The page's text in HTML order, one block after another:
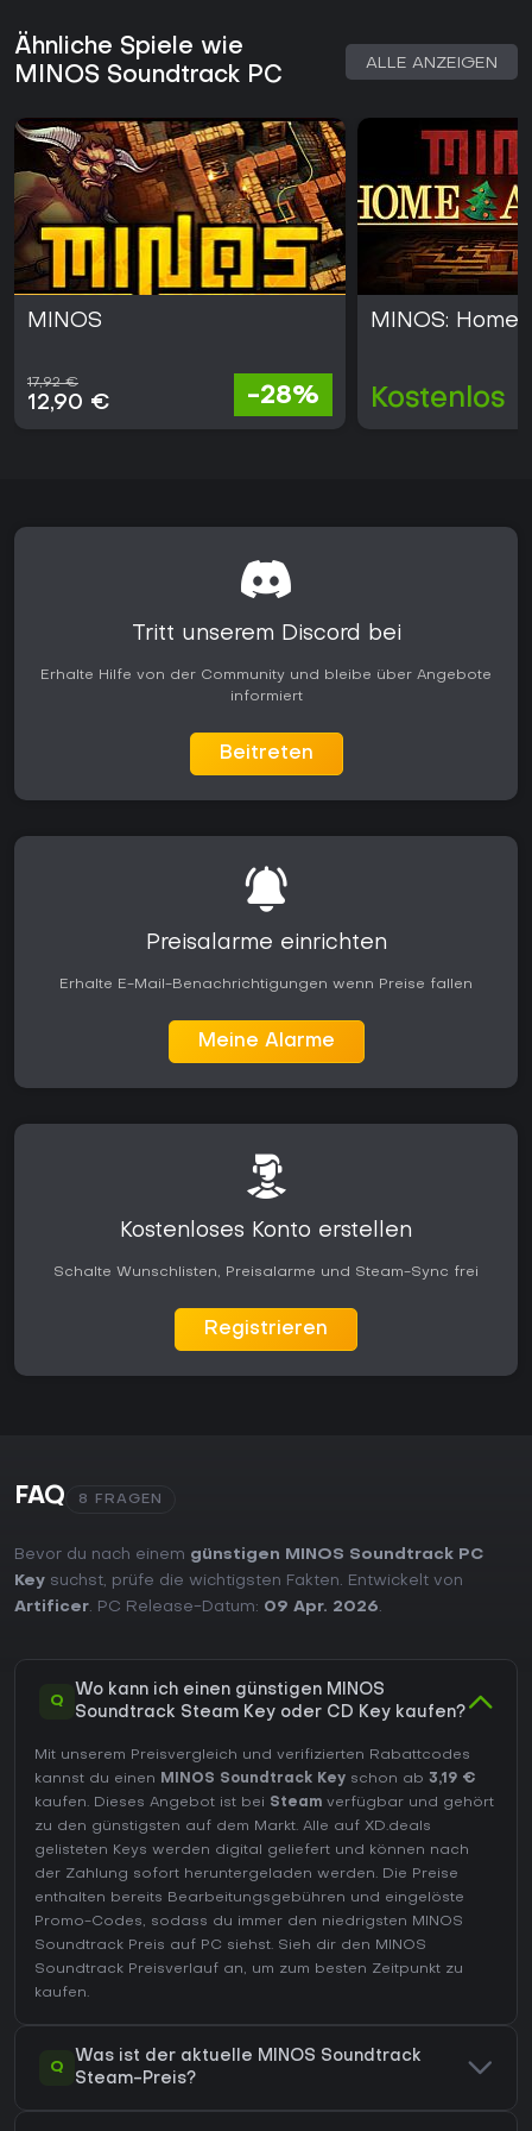
Steuerung des Minotaurus bietet eine klare Alternative zu
klassischen Tower-Defense-Formaten und ist eine gute Wahl
für alle, die Roguelite-Mechaniken auf dem PC suchen.
Ähnliche Spiele wie
MINOS Soundtrack PC
ALLE ANZEIGEN
MINOS
17,92 €
12,90 € -28%
MINOS:
Kostenlos
Tritt unserem Discord bei
Erhalte Hilfe von der Community und bleibe über Angebote
informiert
Beitreten
Preisalarme einrichten
Erhalte E-Mail-Benachrichtigungen wenn Preise fallen
Meine Alarme
Kostenloses Konto erstellen
Schalte Wunschlisten, Preisalarme und Steam-Sync frei
Registrieren
FAQ 8 FRAGEN
Bevor du nach einem günstigen MINOS Soundtrack PC
Key suchst, prüfe die wichtigsten Fakten. Entwickelt von
Artificer. PC Release-Datum: 09 Apr. 2026.
Q
Wo kann ich einen günstigen MINOS
Soundtrack Steam Key oder CD Key kaufen?
Mit unserem Preisvergleich und verifizierten Rabattcodes
kannst du einen MINOS Soundtrack Key schon ab 3,19 €
kaufen. Dieses Angebot ist bei Steam verfügbar und gehört
zu den günstigsten auf dem Markt. Alle auf XD.deals
gelisteten Keys werden digital geliefert und können nach
der Zahlung sofort heruntergeladen werden. Die Preise
enthalten bereits Bearbeitungsgebühren und eingelöste
Promo-Codes, sodass du immer den niedrigsten MINOS
Soundtrack Preis auf PC siehst. Sieh dir den MINOS
Soundtrack Preisverlauf an, um zum besten Zeitpunkt zu
kaufen.
Q
Was ist der aktuelle MINOS Soundtrack
Steam-Preis?